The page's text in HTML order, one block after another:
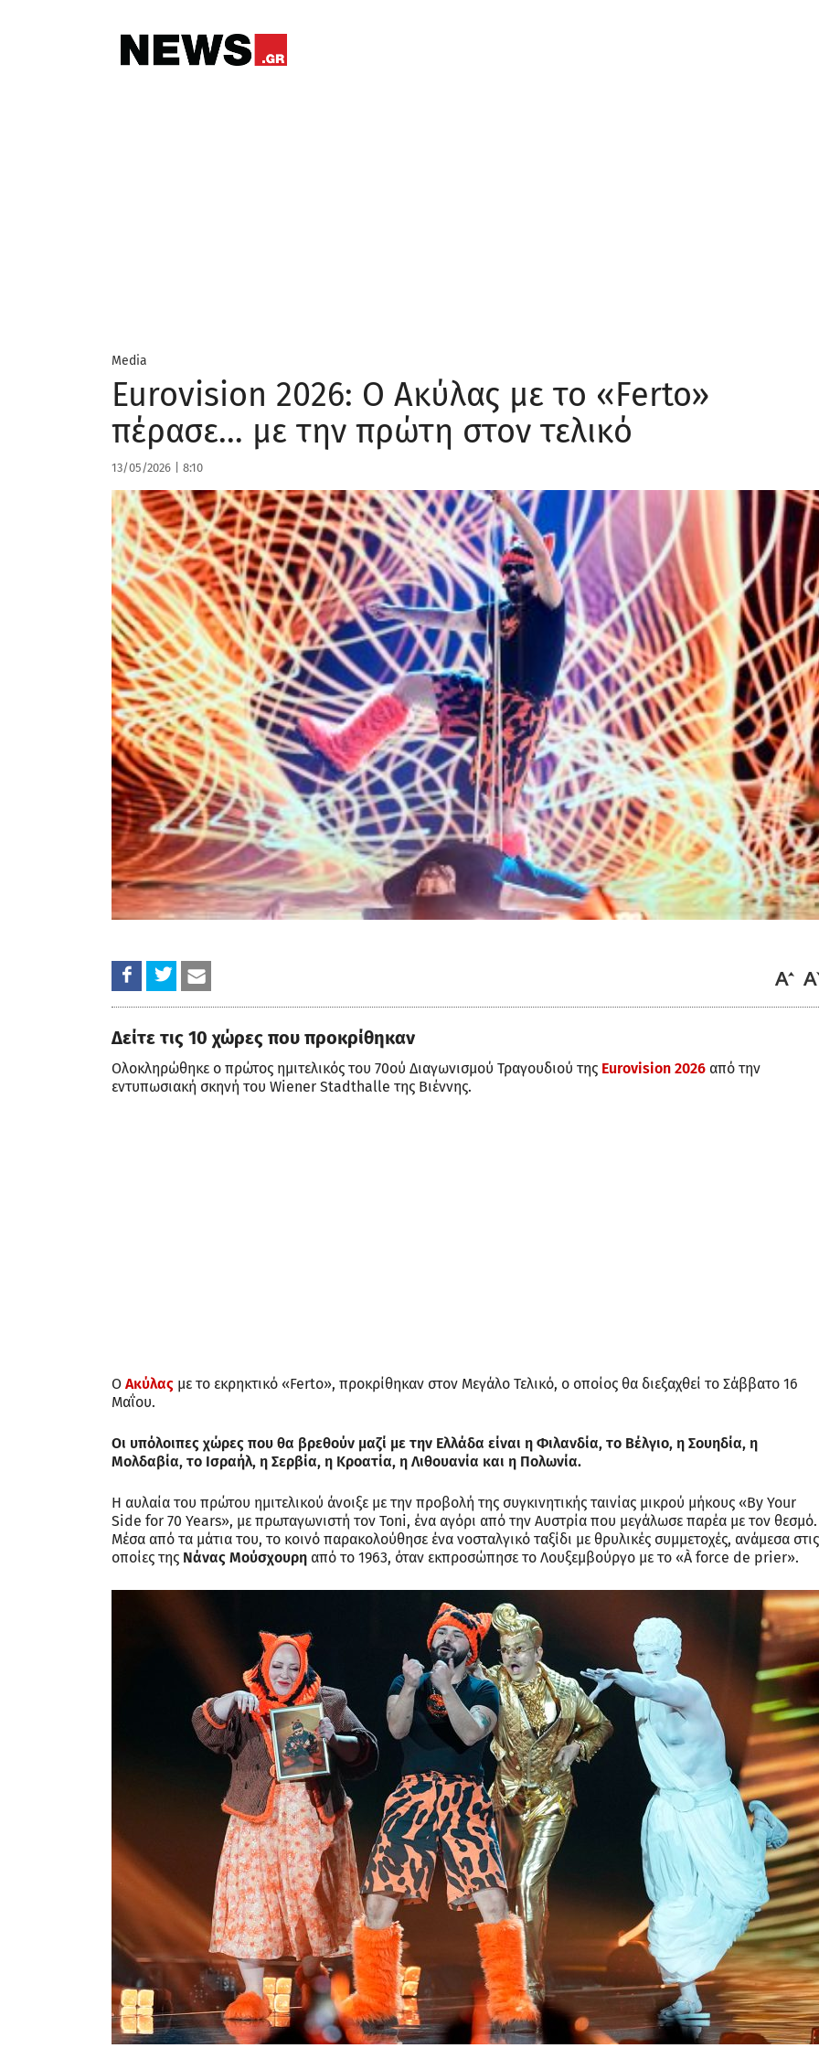
Media
Eurovision 2026: Ο Ακύλας με το «Ferto»
πέρασε… με την πρώτη στον τελικό
13/05/2026 8:10
Δείτε τις 10 χώρες που προκρίθηκαν
Ολοκληρώθηκε ο πρώτος ημιτελικός του 70ού Διαγωνισμού Τραγουδιού της Eurovision 2026 από την
εντυπωσιακή σκηνή του Wiener Stadthalle της Βιέννης.
Ο Ακύλας με το εκρηκτικό «Ferto», προκρίθηκαν στον Μεγάλο Τελικό, ο οποίος θα διεξαχθεί το Σάββατο 16
Μαΐου.
Οι υπόλοιπες χώρες που θα βρεθούν μαζί με την Ελλάδα είναι η Φιλανδία, το Βέλγιο, η Σουηδία, η
Μολδαβία, το Ισραήλ, η Σερβία, η Κροατία, η Λιθουανία και η Πολωνία.
Η αυλαία του πρώτου ημιτελικού άνοιξε με την προβολή της συγκινητικής ταινίας μικρού μήκους «By Your
Side for 70 Years», με πρωταγωνιστή τον Toni, ένα αγόρι από την Αυστρία που μεγάλωσε παρέα με τον θεσμό.
Μέσα από τα μάτια του, το κοινό παρακολούθησε ένα νοσταλγικό ταξίδι με θρυλικές συμμετοχές, ανάμεσα στις
οποίες της Νάνας Μούσχουρη από το 1963, όταν εκπροσώπησε το Λουξεμβούργο με το «À force de prier».